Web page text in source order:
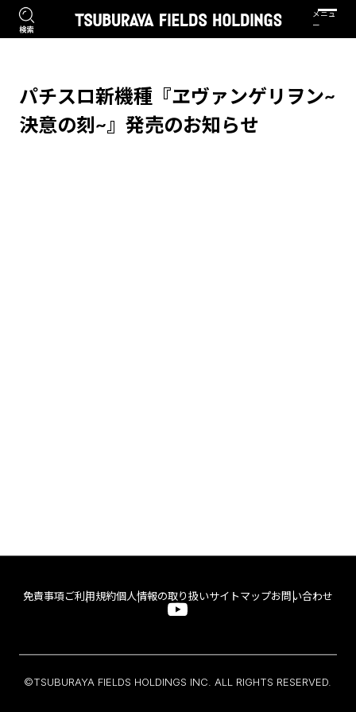
パチスロ新機種『ヱヴァンゲリヲン~
決意の刻~』発売のお知らせ
免責事項 ご利用規約個人情報の取り扱いサイトマップお問い合わせ
©TSUBURAYA FIELDS HOLDINGS INC. ALL RIGHTS RESERVED.